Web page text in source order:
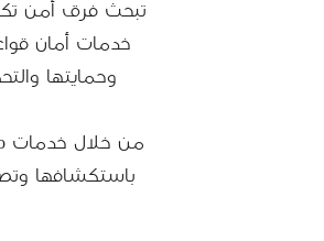
تبحث فرق أمن
وحمايتها
باستكشافها